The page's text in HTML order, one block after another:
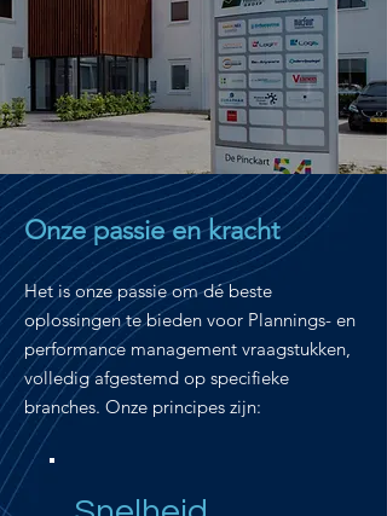
Onze passie en kracht
Het is onze passie om dé beste
oplossingen te bieden voor Plannings- en
performance management vraagstukken,
volledig afgestemd op specifieke
branches. Onze principes zijn: